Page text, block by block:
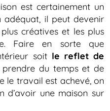
est certainement un
adéquat, il peut devenir
créatives et les plus
Faire en sorte que
soit le reflet de
prendre du temps et de
le travail est achevé, on
d’avoir une maison sur